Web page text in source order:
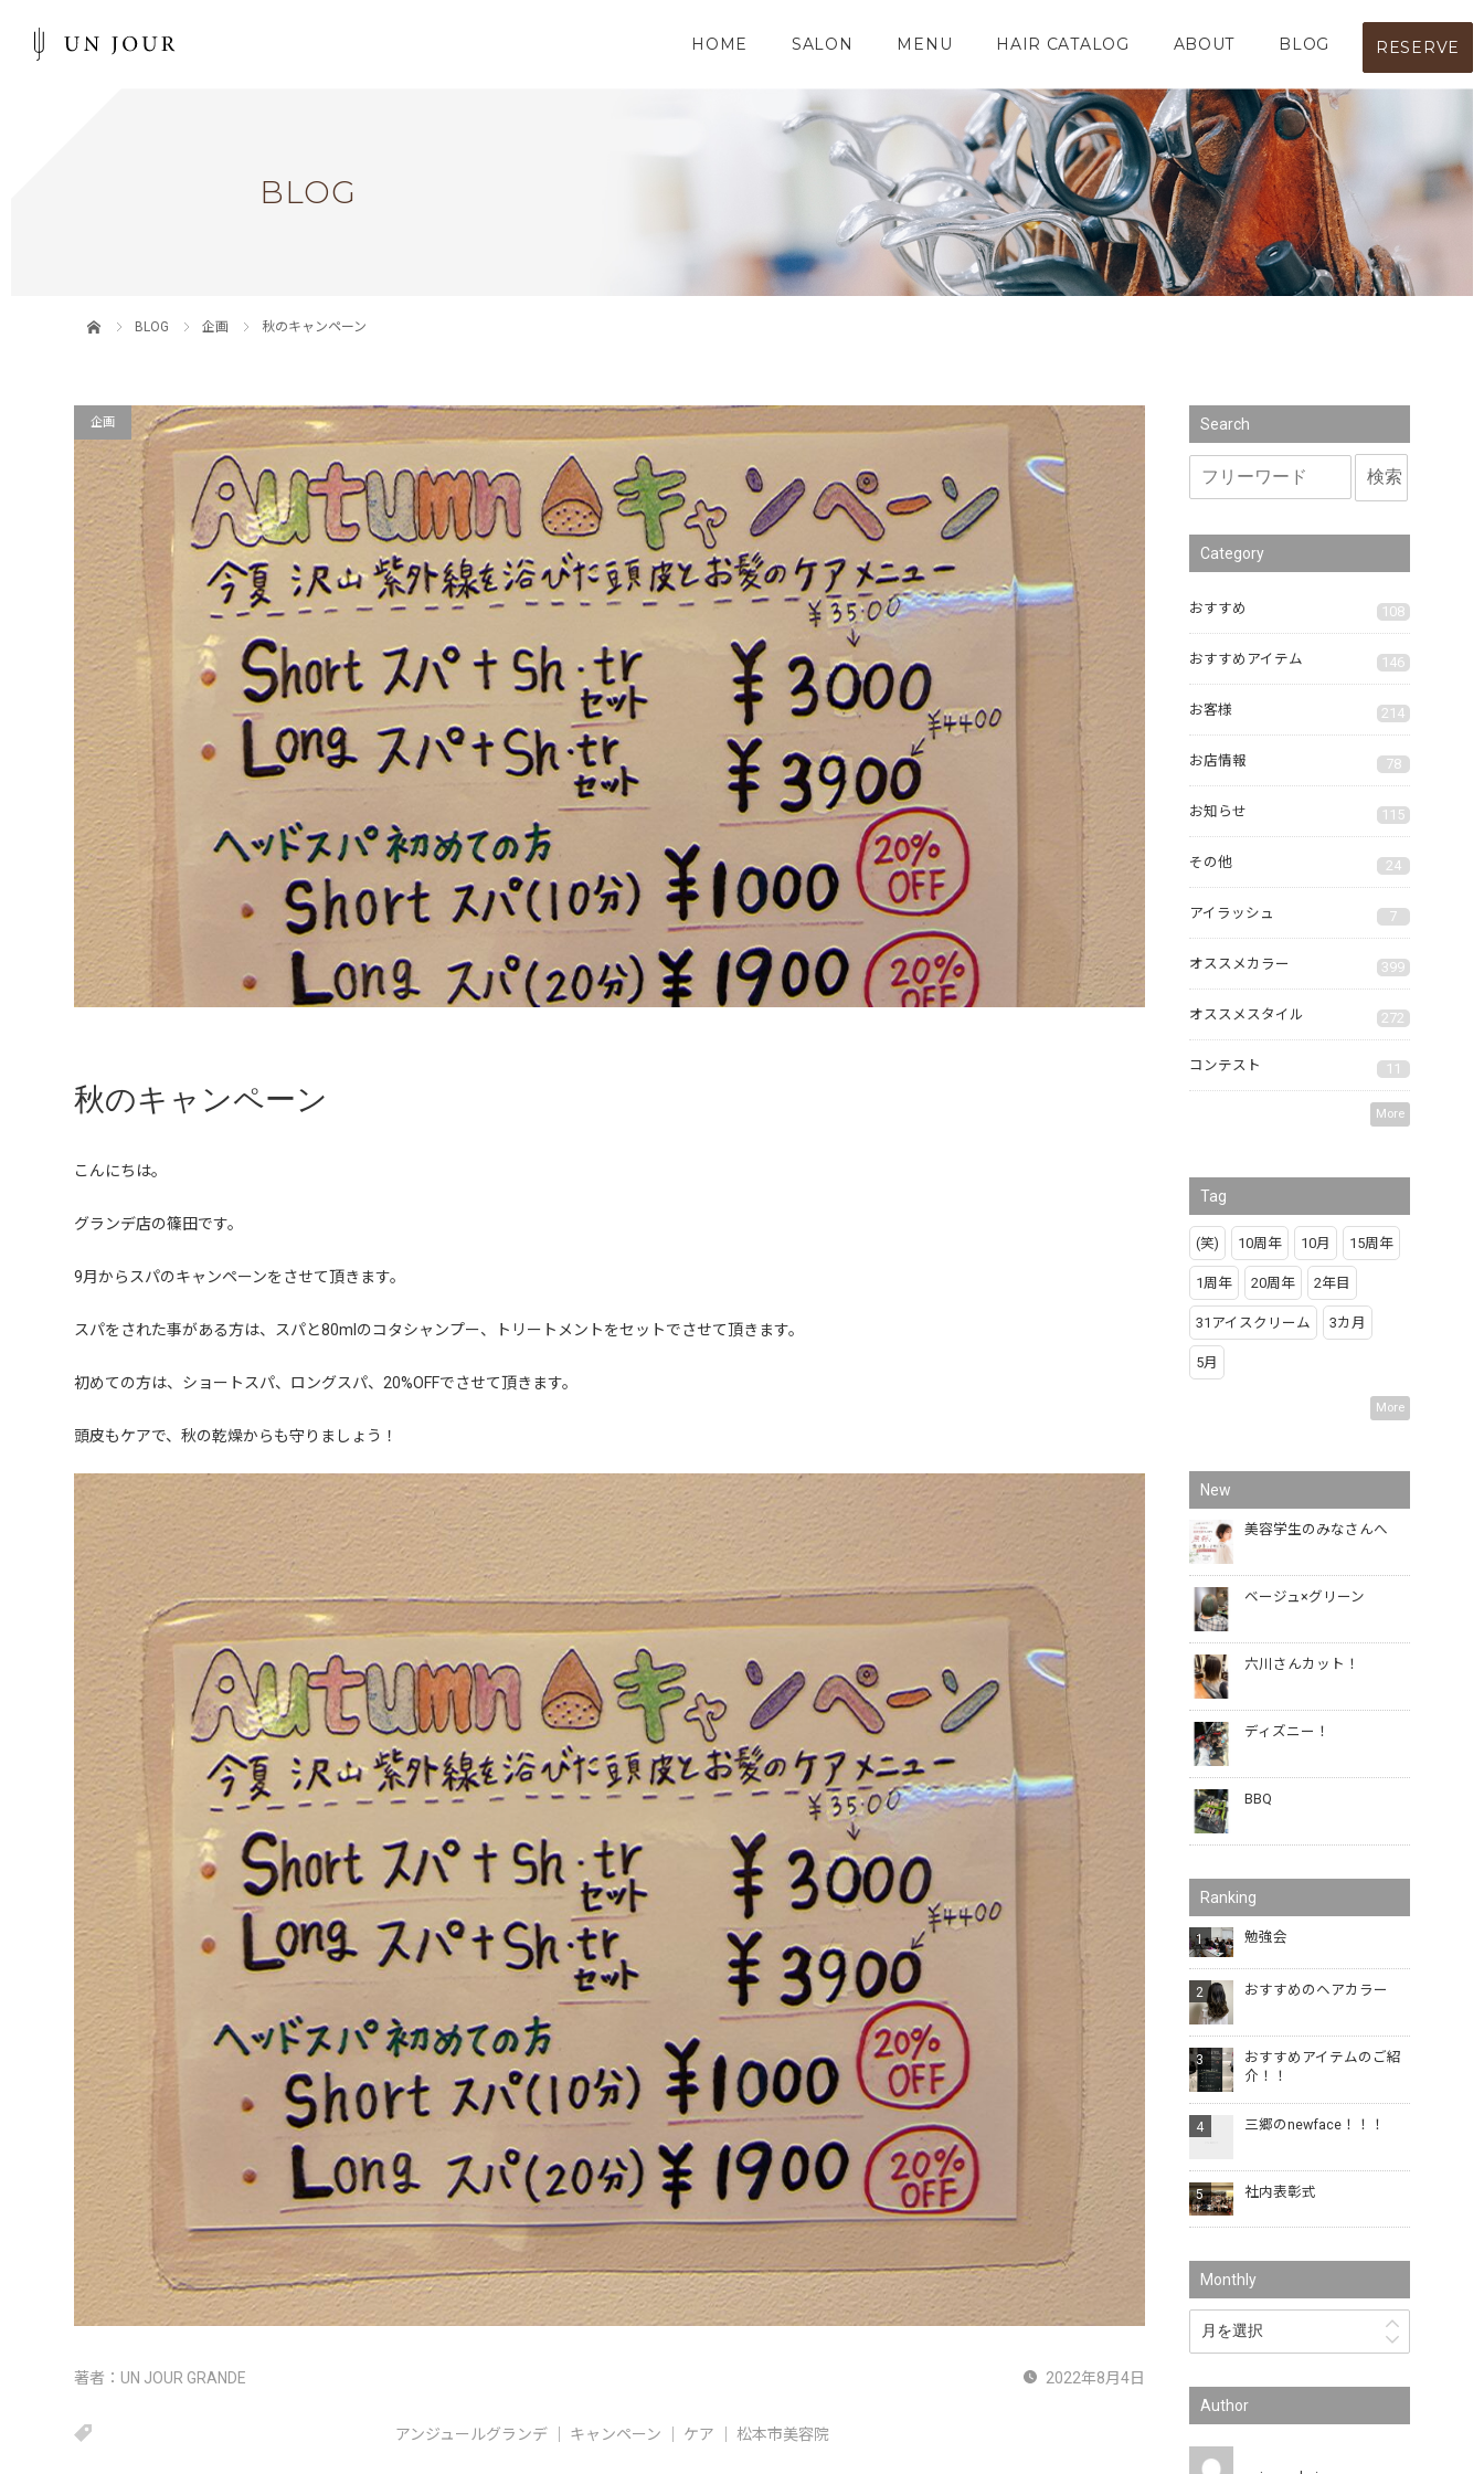
HOME SALON MENU HAIR CATALOG ABOUT BLOG RESERVE
BLOG
BLOG 企画 秋のキャンペーン
企画
秋のキャンペーン
こんにちは。
グランデ店の篠田です。
9月からスパのキャンペーンをさせて頂きます。
スパをされた事がある方は、スパと80mlのコタシャンプー、トリートメントをセットでさせて頂きます。
初めての方は、ショートスパ、ロングスパ、20%OFFでさせて頂きます。
頭皮もケアで、秋の乾燥からも守りましょう！
著者： UN JOUR GRANDE 2022年8月4日
アンジュールグランデ キャンペーン ケア 松本市美容院
Search
Category
おすすめ 108
おすすめアイテム 146
お客様 214
お店情報 78
お知らせ 115
その他 24
アイラッシュ 7
オススメカラー 399
オススメスタイル 272
コンテスト 11
More
Tag
(笑) 10周年 10月 15周年
1周年 20周年 2年目
31アイスクリーム 3カ月
5月
More
New
美容学生のみなさんへ
ベージュ×グリーン
六川さんカット！
ディズニー！
BBQ
Ranking
勉強会
おすすめのヘアカラー
おすすめアイテムのご紹
介！！
三郷のnewface！！！
社内表彰式
Monthly
Author